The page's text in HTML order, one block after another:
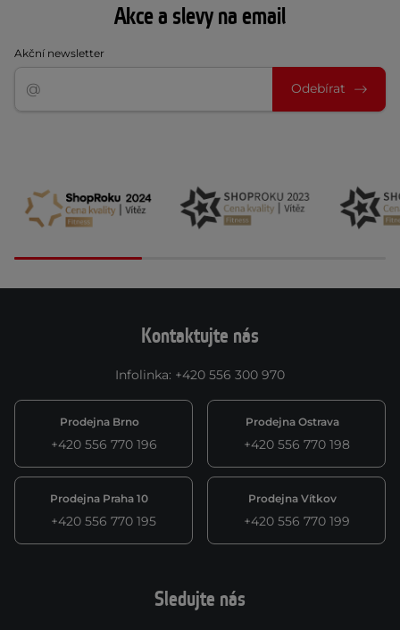
Akce a slevy na email
Akční newsletter
Odebírat
Kontaktujte nás
Infolinka: +420 556 300 970
Prodejna Brno
+420 556 770 196
Prodejna Ostrava
+420 556 770 198
Prodejna Praha 10
+420 556 770 195
Prodejna Vítkov
+420 556 770 199
Sledujte nás